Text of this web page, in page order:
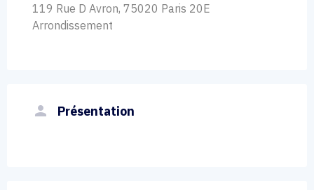
119 Rue D Avron, 75020 Paris 20E
Arrondissement
person Présentation